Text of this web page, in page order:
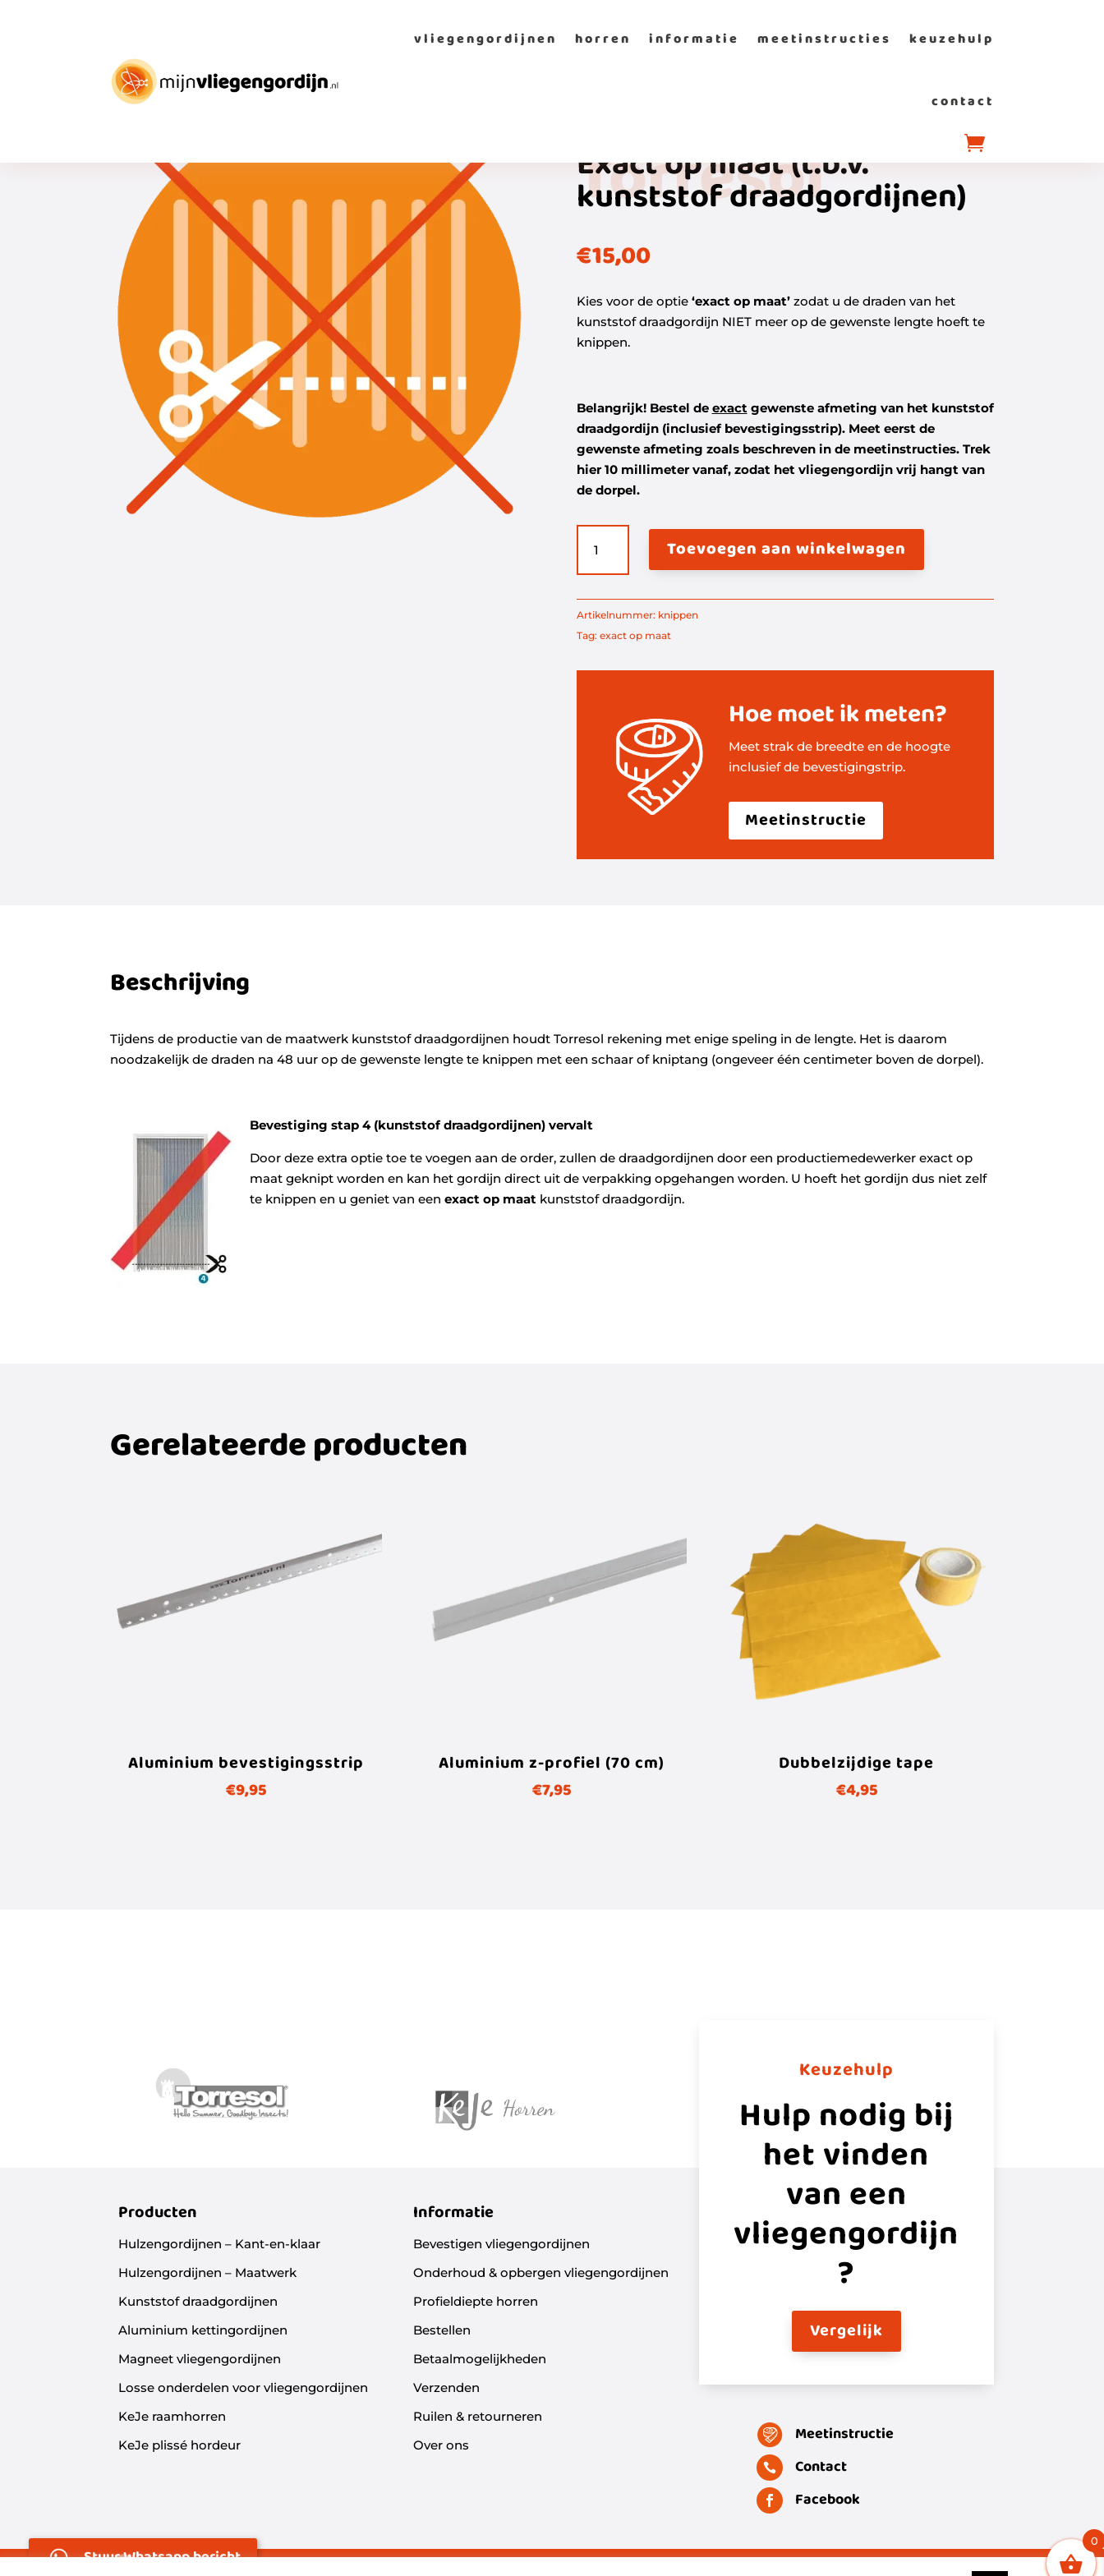
vliegengordijnen horren informatie meetinstructies keuzehulp
contact
Exact op maat (t.b.v.
kunststof draadgordijnen)
Torresol
€15,00
Kies voor de optie‘exact op maat’zodat u de draden van het
kunststof draadgordijn NIET meer op de gewenste lengte hoeft te
knippen.
Belangrijk! Bestel de exactgewenste afmeting van het kunststof
draadgordijn (inclusief bevestigingsstrip). Meet eerst de
gewenste afmeting zoals beschreven in de meetinstructies. Trek
hier 10 millimeter vanaf, zodat het vliegengordijn vrij hangt van
de dorpel.
maat
(t.b.v.
kunststof
draadgordijnen)
Toevoegen aan winkelwagen
Artikelnummer: knippen
Tag: exact op maat
Hoe moet ik meten?
Meet strak de breedte en de hoogte
inclusief de bevestigingstrip.
Meetinstructie
Beschrijving
Tijdens de productie van de maatwerk kunststof draadgordijnen houdt Torresol rekening met enige speling in de lengte. Het is daarom
noodzakelijk de draden na 48 uur op de gewenste lengte te knippen met een schaar of kniptang (ongeveer één centimeter boven de dorpel).
Bevestiging stap 4 (kunststof draadgordijnen) vervalt
Door deze extra optie toe te voegen aan de order, zullen de draadgordijnen door een productiemedewerker exact op
maat geknipt worden en kan het gordijn direct uit de verpakking opgehangen worden. U hoeft het gordijn dus niet zelf
te knippen en u geniet van eenexact op maat kunststof draadgordijn.
Gerelateerde producten
Aluminium bevestigingsstrip
€9,95
Aluminium z-profiel (70 cm)
€7,95
Dubbelzijdige tape
€4,95
Stuur Whatsapp bericht
Producten
Hulzengordijnen – Kant-en-klaar
Hulzengordijnen – Maatwerk
Kunststof draadgordijnen
Aluminium kettingordijnen
Magneet vliegengordijnen
Losse onderdelen voor vliegengordijnen
KeJe raamhorren
KeJe plissé hordeur
Informatie
Bevestigen vliegengordijnen
Onderhoud & opbergen vliegengordijnen
Profieldiepte horren
Bestellen
Betaalmogelijkheden
Verzenden
Ruilen & retourneren
Over ons
Keuzehulp
Hulp nodig bij
het vinden
van een
vliegengordijn
?
Vergelijk
Meetinstructie
 Contact
 Facebook
0